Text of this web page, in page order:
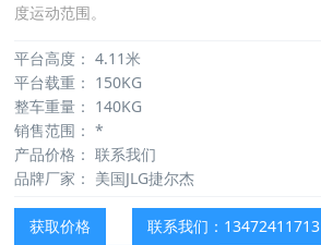
度运动范围。
平台高度： 4.11米
平台载重： 150KG
整车重量： 140KG
销售范围： *
产品价格： 联系我们
品牌厂家： 美国JLG捷尔杰
获取价格
联系我们：13472411713